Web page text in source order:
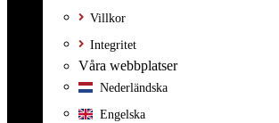
Villkor
Integritet
Våra webbplatser
Nederländska
Engelska